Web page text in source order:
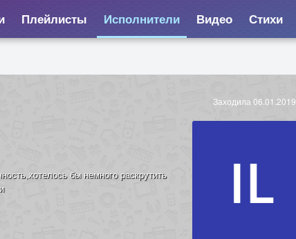
Плейлисты Исполнители Видео Стихи
Заходила 06.01.2019
бы немного раскрутить